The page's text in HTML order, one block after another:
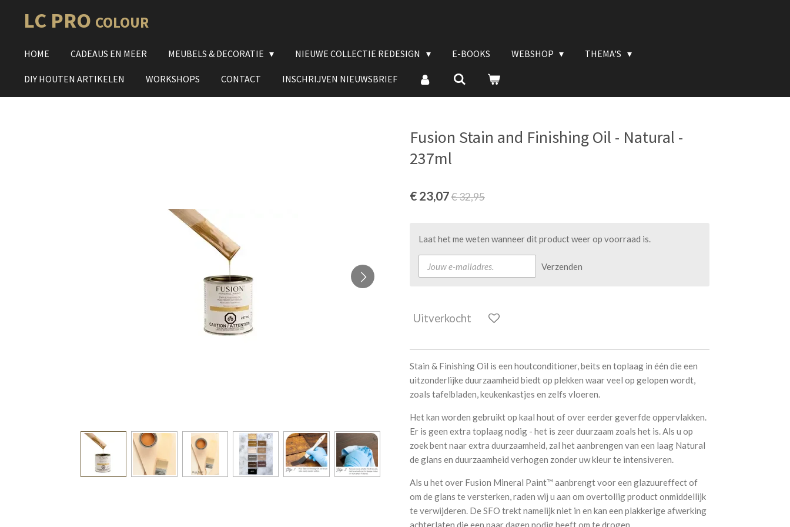
directLC PRO COLOUR
HOME CADEAUS EN MEER MEUBELS & DECORATIE NIEUWE COLLECTIE REDESIGN E-BOOKS WEBSHOP THEMA'S
DIY HOUTEN ARTIKELEN WORKSHOPS CONTACT INSCHRIJVEN NIEUWSBRIEF
Fusion Stain and Finishing Oil - Natural -
237ml
€ 23,07€ 32,95
Laat het me weten wanneer dit product weer op voorraad is.
Verzenden
Uitverkocht
Stain & Finishing Oil is een houtconditioner, beits en toplaag in één die een
uitzonderlijke duurzaamheid biedt op plekken waar veel op gelopen wordt,
zoals tafelbladen, keukenkastjes en zelfs vloeren.
Het kan worden gebruikt op kaal hout of over eerder geverfde oppervlakken.
Er is geen extra toplaag nodig - het is zeer duurzaam zoals het is. Als u op
zoek bent naar extra duurzaamheid, zal het aanbrengen van een laag Natural
de glans en duurzaamheid verhogen zonder uw kleur te intensiveren.
Als u het over Fusion Mineral Paint™ aanbrengt voor een glazuureffect of
om de glans te versterken, raden wij u aan om overtollig product onmiddellijk
te verwijderen. De SFO trekt namelijk niet in en kan een plakkerige afwerking
achterlaten die een paar dagen nodig heeft om te drogen.